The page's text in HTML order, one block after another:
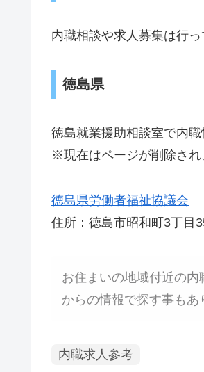
内職相談や求人募集は行っ
徳島県
徳島就業援助相談室で内
※現在はページが削除され
徳島県労働者福祉協議会
住所：徳島市昭和町3丁目
お住まいの地域付近の
からの情報で探す事もあ
内職求人参考